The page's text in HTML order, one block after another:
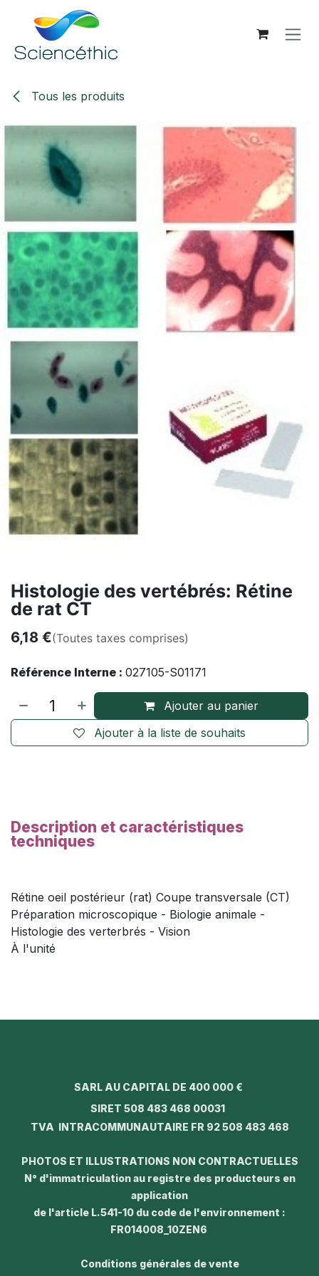
Se rendre au contenu
Tous les produits
Histologie des vertébrés: Rétine
de rat CT
6,18 €(Toutes taxes comprises)
Référence Interne : 027105-S01171
Ajouter au panier
Ajouter à la liste de souhaits
Description et caractéristiques
techniques
Rétine oeil postérieur (rat) Coupe transversale (CT)
Préparation microscopique - Biologie animale -
Histologie des verterbrés - Vision
À l'unité
SARL AU CAPITAL DE 400 000 €
SIRET 508 483 468 00031
TVA INTRACOMMUNAUTAIRE FR 92 508 483 468
PHOTOS ET ILLUSTRATIONS NON CONTRACTUELLES
N° d'immatriculation au registre des producteurs en
application
de l'article L.541-10 du code de l'environnement :
FR014008_10ZEN6
Conditions générales de vente